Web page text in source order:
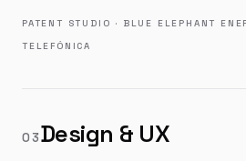
PATENT STUDIO · BLUE ELEPHANT
TELEFÓNICA
03Design & UX